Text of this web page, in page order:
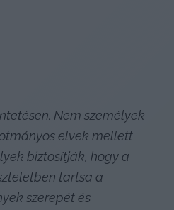
Nem személyek
elvek mellett
biztosítják, hogy a
tartsa a
szerepét és